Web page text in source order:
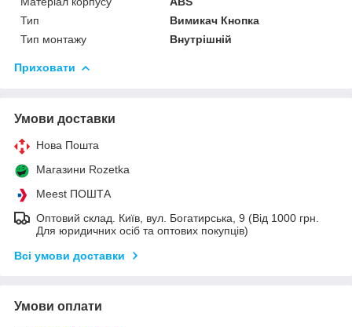
Тип
Вимикач Кнопка
Тип монтажу
Внутрішній
Приховати
Умови доставки
Нова Пошта
Магазини Rozetka
Meest ПОШТА
Оптовий склад. Київ, вул. Богатирська, 9 (Від 1000 грн.
Для юридичних осіб та оптових покупців)
Всі умови доставки
Умови оплати